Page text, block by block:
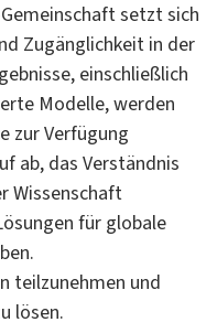
setzt sich
Zugänglichkeit in der
einschließlich
Modelle, werden
zur Verfügung
ab, das Verständnis
Wissenschaft
für globale
teilzunehmen und
lösen.